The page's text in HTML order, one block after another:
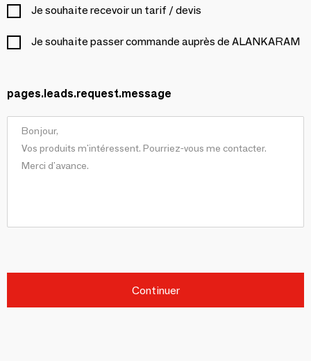
Je souhaite recevoir un tarif / devis
Je souhaite passer commande auprès de ALANKARAM
pages.leads.request.message
Continuer